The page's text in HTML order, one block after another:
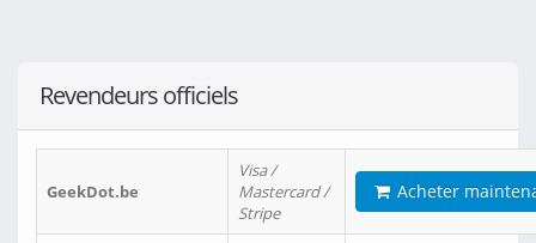
Revendeurs officiels
GeekDot.be
Visa /
Mastercard /
Stripe
Acheter